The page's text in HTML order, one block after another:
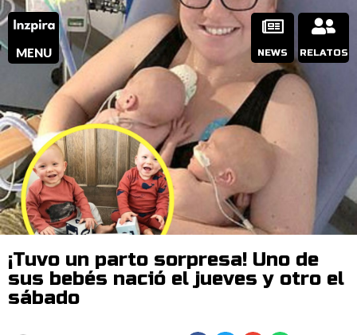
MENU NEWS RELATOS
¡Tuvo un parto sorpresa! Uno de
sus bebés nació el jueves y otro el
sábado